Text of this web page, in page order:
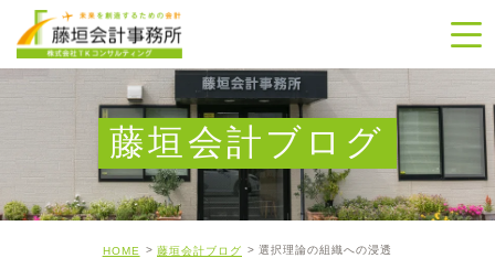
藤垣会計ブログ
HOME 藤垣会計ブログ 選択理論の組織への浸透